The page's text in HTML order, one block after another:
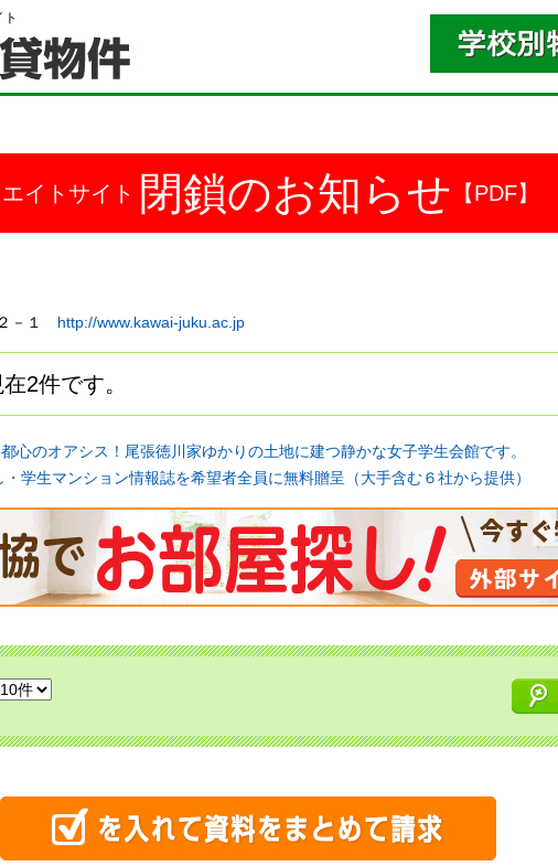
イトサイト 閉鎖のお知らせ 【PDF】
－１ http://www.kawai-juku.ac.jp
2件です。
心のオアシス！尾張徳川家ゆかりの土地に建つ静かな女子学生会館です。
生マンション情報誌を希望者全員に無料贈呈（大手含む６社から提供）